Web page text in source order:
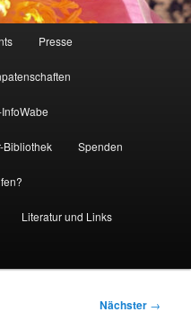
Presse
Bibliothek Spenden
Literatur und Links
Nächster →